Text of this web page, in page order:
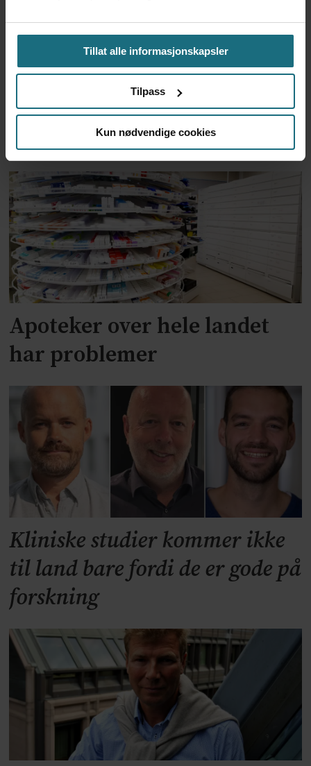
Tillat alle informasjonskapsler
Tilpass
Kun nødvendige cookies
Red Bull
4 dager siden
Feilmedisinert i 18 år – får
millionerstatning
1 dag siden
Apoteker over hele landet
har problemer
Kliniske studier kommer ikke
til land bare fordi de er gode på
forskning